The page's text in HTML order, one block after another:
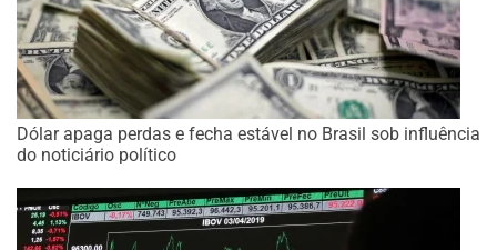
Dólar apaga perdas e fecha estável no Brasil sob influência
do noticiário político